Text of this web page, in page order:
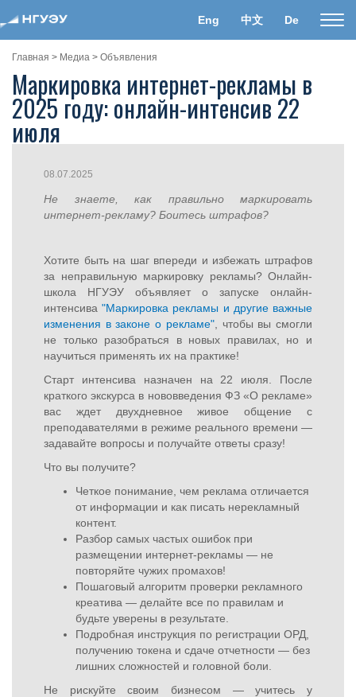
Eng 中文 De
Главная > Медиа > Объявления
Маркировка интернет-рекламы в
2025 году: онлайн-интенсив 22
июля
08.07.2025
Не знаете, как правильно маркировать
интернет-рекламу? Боитесь штрафов?
Хотите быть на шаг впереди и избежать штрафов
за неправильную маркировку рекламы? Онлайн-
школа НГУЭУ объявляет о запуске онлайн-
интенсива"Маркировка рекламы и другие важные
изменения в законе о рекламе", чтобы вы смогли
не только разобраться в новых правилах, но и
научиться применять их на практике!
Старт интенсива назначен на 22 июля. После
краткого экскурса в нововведения ФЗ «О рекламе»
вас ждет двухдневное живое общение с
преподавателями в режиме реального времени —
задавайте вопросы и получайте ответы сразу!
Что вы получите?
Четкое понимание, чем реклама отличается
от информации и как писать нерекламный
контент.
Разбор самых частых ошибок при
размещении интернет-рекламы — не
повторяйте чужих промахов!
Пошаговый алгоритм проверки рекламного
креатива — делайте все по правилам и
будьте уверены в результате.
Подробная инструкция по регистрации ОРД,
получению токена и сдаче отчетности — без
лишних сложностей и головной боли.
Не рискуйте своим бизнесом — учитесь у